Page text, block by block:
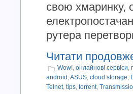
свою хмаринку,
рутера
Читати
Wow!, онлайнові сервіси,
android ,ASUS, cloud storage,
Telnet, tips, torrent,